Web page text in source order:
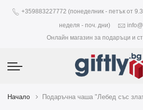
+359883227772 (понеделник - петък от
неделя - поч. дни)
Онлайн магазин за подаръци и
Начало Подаръчна чаша "Лебед със